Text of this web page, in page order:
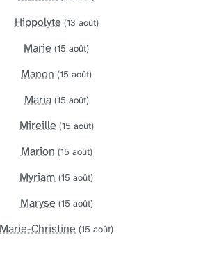
Hippolyte (13 août)
Marie (15 août)
Manon (15 août)
Maria (15 août)
Mireille (15 août)
Marion (15 août)
Myriam (15 août)
Maryse (15 août)
Marie-Christine (15 août)